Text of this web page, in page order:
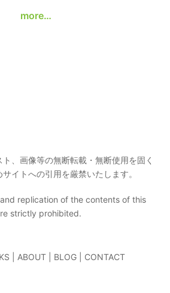
more…
、画像等の無断転載・無断使用を固く
イトへの引用を厳禁いたします。
replication of the contents of this
strictly prohibited.
ABOUT BLOG CONTACT